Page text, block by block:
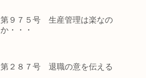
第９７５号 生産管理は楽なの
か・・・
第２８７号 退職の意を伝える